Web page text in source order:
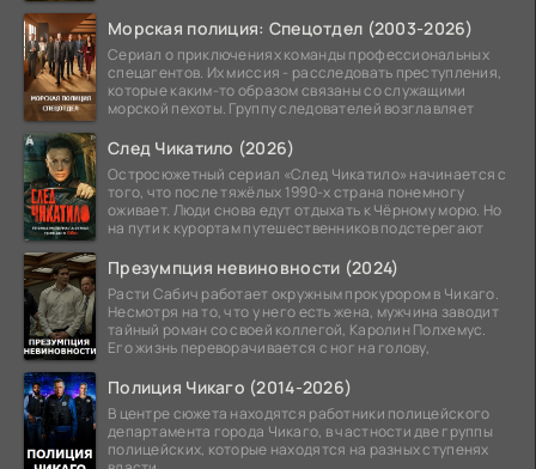
Морская полиция: Спецотдел (2003-2026)
Сериал о приключениях команды профессиональных
спецагентов. Их миссия - расследовать преступления,
которые каким-то образом связаны со служащими
морской пехоты. Группу следователей возглавляет
След Чикатило (2026)
Остросюжетный сериал «След Чикатило» начинается с
того, что после тяжёлых 1990-х страна понемногу
оживает. Люди снова едут отдыхать к Чёрному морю. Но
на пути к курортам путешественников подстерегают
Презумпция невиновности (2024)
Расти Сабич работает окружным прокурором в Чикаго.
Несмотря на то, что у него есть жена, мужчина заводит
тайный роман со своей коллегой, Каролин Полхемус.
Его жизнь переворачивается с ног на голову,
Полиция Чикаго (2014-2026)
В центре сюжета находятся работники полицейского
департамента города Чикаго, в частности две группы
полицейских, которые находятся на разных ступенях